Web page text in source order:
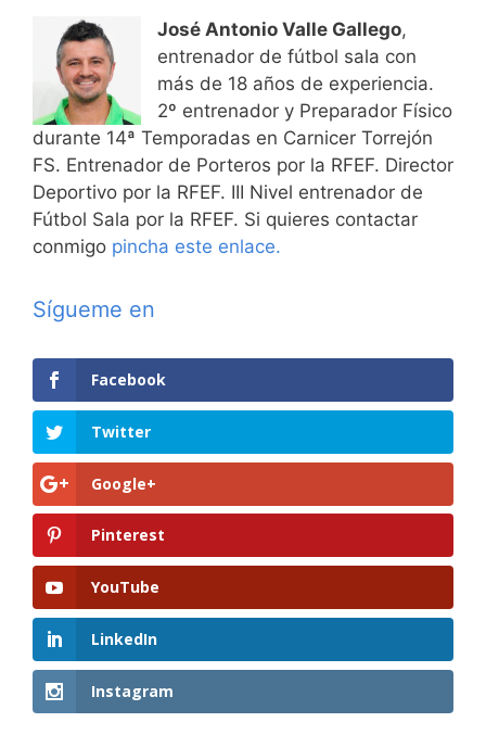
José Antonio Valle Gallego,
entrenador de fútbol sala con
más de 18 años de experiencia.
2º entrenador y Preparador Físico
durante 14ª Temporadas en Carnicer Torrejón
FS. Entrenador de Porteros por la RFEF. Director
Deportivo por la RFEF. III Nivel entrenador de
Fútbol Sala por la RFEF. Si quieres contactar
conmigo pincha este enlace.
Sígueme en
Facebook
Twitter
Google+
Pinterest
YouTube
LinkedIn
Instagram